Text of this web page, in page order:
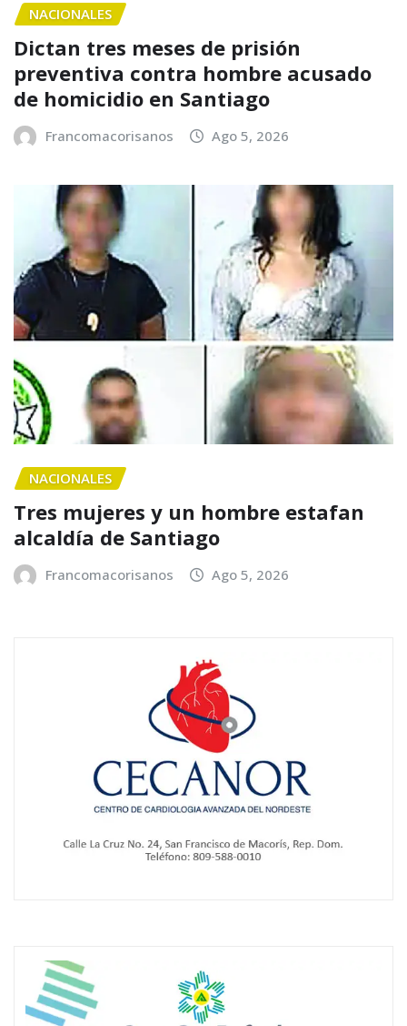
NACIONALES
Dictan tres meses de prisión
preventiva contra hombre acusado
de homicidio en Santiago
Francomacorisanos Ago 5, 2026
NACIONALES
Tres mujeres y un hombre estafan
alcaldía de Santiago
Francomacorisanos Ago 5, 2026